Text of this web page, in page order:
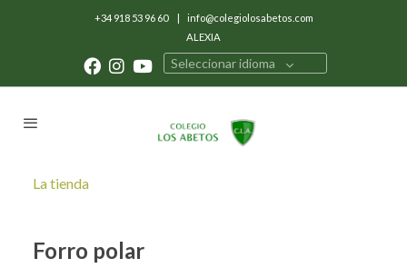
+34 918 53 96 60 |
info@colegiolosabetos.com
ALEXIA
Seleccionar idioma
La tienda
Forro polar